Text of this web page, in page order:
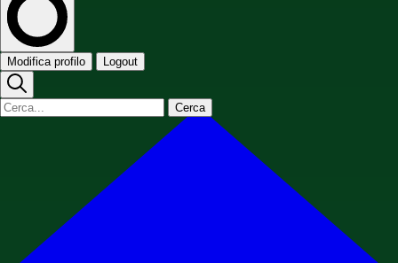
Modifica profilo Logout
Cerca